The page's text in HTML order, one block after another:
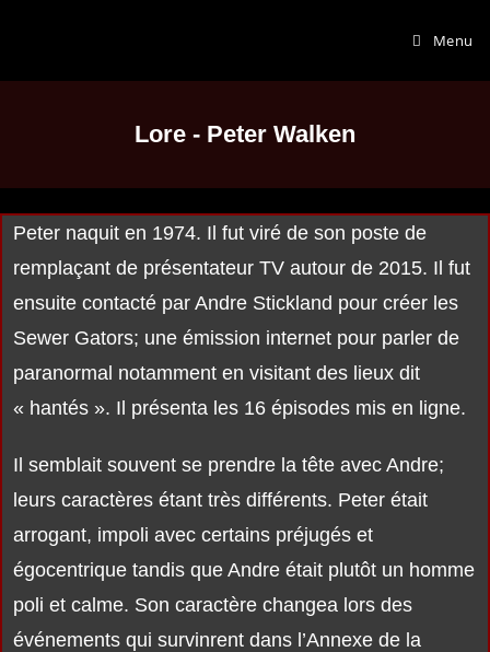
Menu
Lore - Peter Walken
Peter naquit en 1974. Il fut viré de son poste de
remplaçant de présentateur TV autour de 2015. Il fut
ensuite contacté par Andre Stickland pour créer les
Sewer Gators; une émission internet pour parler de
paranormal notamment en visitant des lieux dit
« hantés ». Il présenta les 16 épisodes mis en ligne.
Il semblait souvent se prendre la tête avec Andre;
leurs caractères étant très différents. Peter était
arrogant, impoli avec certains préjugés et
égocentrique tandis que Andre était plutôt un homme
poli et calme. Son caractère changea lors des
événements qui survinrent dans l’Annexe de la